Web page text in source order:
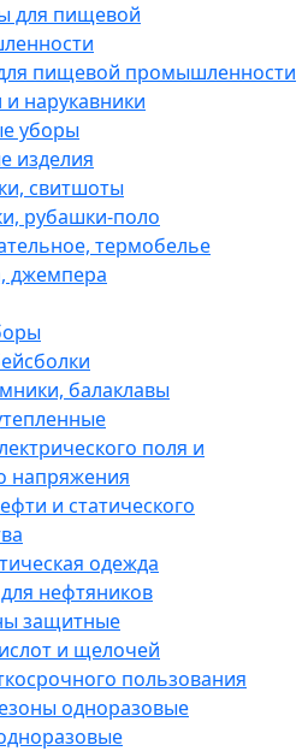
для пищевой
пищевой промышленности
нарукавники
уборы
изделия
свитшоты
рубашки-поло
термобелье
джемпера
балаклавы
поля и
напряжения
и статического
одежда
нефтяников
защитные
и щелочей
пользования
одноразовые